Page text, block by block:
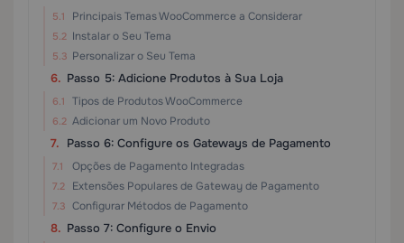
Principais Temas WooCommerce a Considerar
Instalar o Seu Tema
Personalizar o Seu Tema
Passo 5: Adicione Produtos à Sua Loja
Tipos de Produtos WooCommerce
Adicionar um Novo Produto
Passo 6: Configure os Gateways de Pagamento
Opções de Pagamento Integradas
Extensões Populares de Gateway de Pagamento
Configurar Métodos de Pagamento
Passo 7: Configure o Envio